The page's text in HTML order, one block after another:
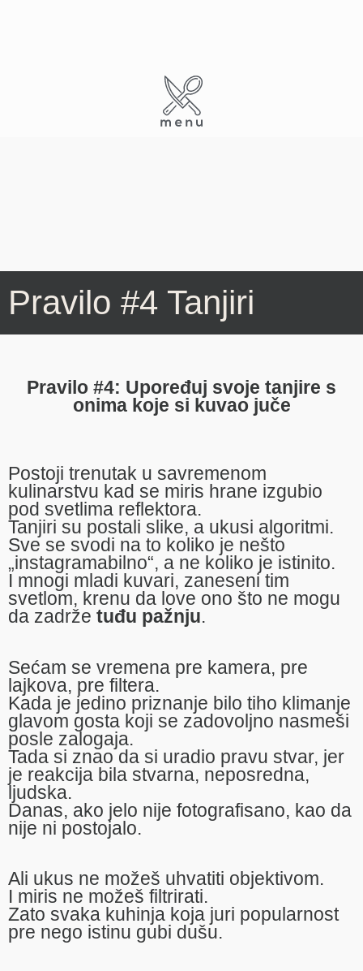
Pravilo #4 Tanjiri
Pravilo #4: Upoređuj svoje tanjire s
onima koje si kuvao juče
Postoji trenutak u savremenom
kulinarstvu kad se miris hrane izgubio
pod svetlima reflektora.
Tanjiri su postali slike, a ukusi algoritmi.
Sve se svodi na to koliko je nešto
„instagramabilno“, a ne koliko je istinito.
I mnogi mladi kuvari, zaneseni tim
svetlom, krenu da love ono što ne mogu
da zadrže tuđu pažnju.
Sećam se vremena pre kamera, pre
lajkova, pre filtera.
Kada je jedino priznanje bilo tiho klimanje
glavom gosta koji se zadovoljno nasmeši
posle zalogaja.
Tada si znao da si uradio pravu stvar, jer
je reakcija bila stvarna, neposredna,
ljudska.
Danas, ako jelo nije fotografisano, kao da
nije ni postojalo.
Ali ukus ne možeš uhvatiti objektivom.
I miris ne možeš filtrirati.
Zato svaka kuhinja koja juri popularnost
pre nego istinu gubi dušu.